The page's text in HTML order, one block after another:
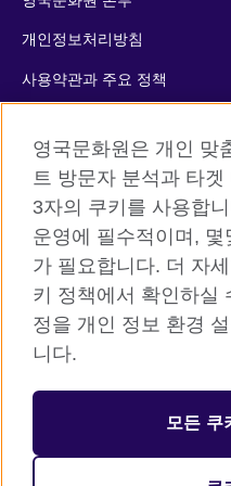
개인정보처리방침
사용약관과 주요 정책
사이트맵
© 2026 British Council
The United Kingdom’s
relations and educational
209131 (England and Wales)
서울시 중구 서소문로 11길
주한영국문화원 (우) 04516
대표전화: 사무소 02 3702
영국문화원은 개인 맞
트 방문자 분석과 타겟
3자의 쿠키를 사용합
운영에 필수적이며, 몇
가 필요합니다. 더 자
키 정책에서 확인하실
정을 개인 정보 환경
니다.
모든 쿠